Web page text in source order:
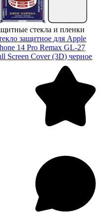
стекла и пленки
защитное для Apple
14 Pro Remax GL-27
Screen Cover (3D) черное